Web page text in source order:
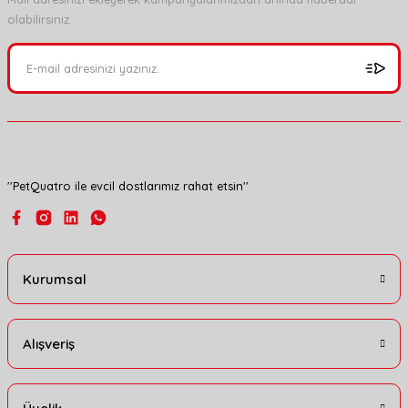
Ürün resmi kalitesiz, bozuk veya görüntülenemiyor.
Ürün bilgilerinde hatalar bulunuyor.
olabilirsiniz.
''PetQuatro ile evcil dostlarımız rahat etsin''
Kurumsal
Alışveriş